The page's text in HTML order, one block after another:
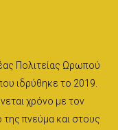
Πολιτείας Ωρωπού
ιδρύθηκε το 2019.
χρόνο με τον
πνεύμα και στους